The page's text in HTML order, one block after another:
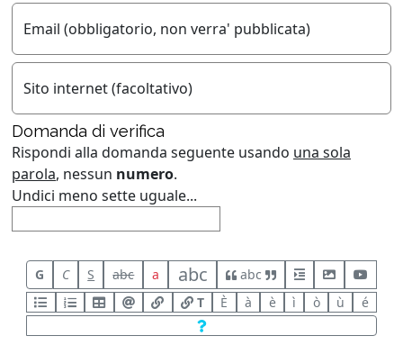
Email (obbligatorio, non verra' pubblicata)
Sito internet (facoltativo)
Domanda di verifica
Rispondi alla domanda seguente usando una sola
parola, nessun numero.
Undici meno sette uguale...
G C S abc a abc
abc
T
È à è ì ò ù é